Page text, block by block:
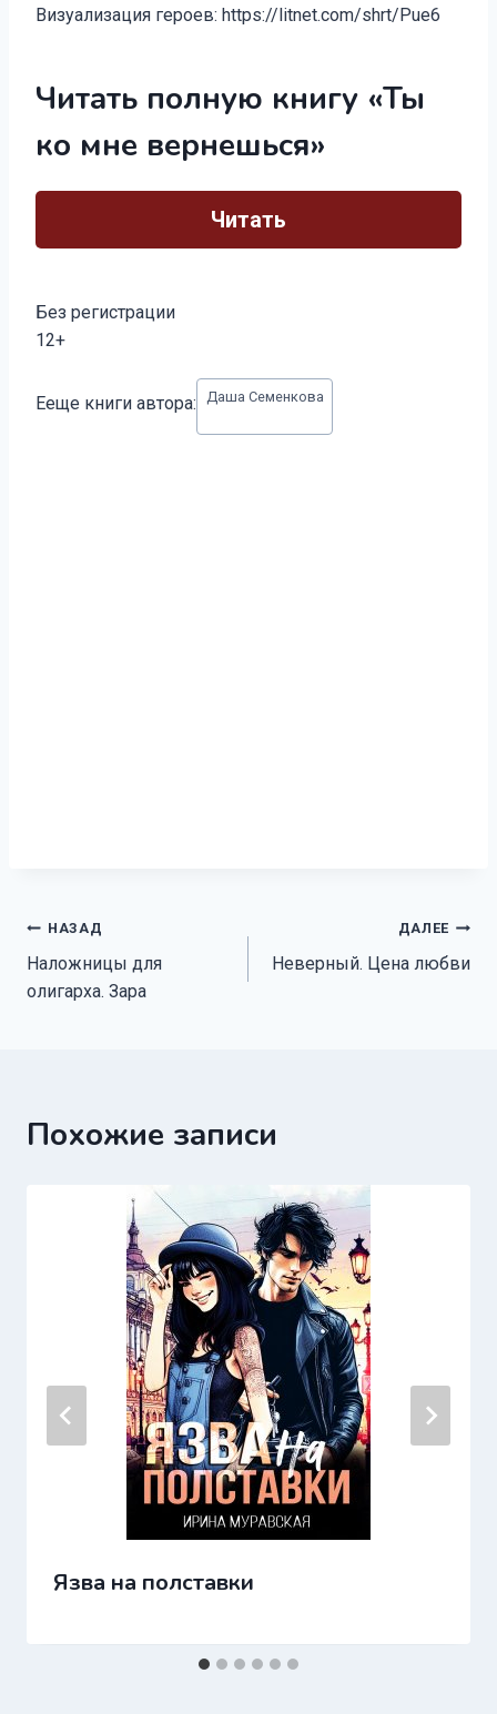
Визуализация героев: https://litnet.com/shrt/Pue6
Читать полную книгу «Ты
ко мне вернешься»
Читать
Без регистрации
12+
записи:
Ееще книги автора: Даша Семенкова
Навигация
по
НАЗАД
Наложницы для
олигарха. Зара
ДАЛЕЕ
Неверный. Цена любви
Похожие записи
Язва на полставки